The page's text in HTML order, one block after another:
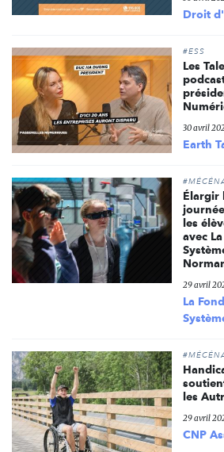
Droit
#ESS
Les
30 avril
Earth
Élargir
les
avec
29 avril
La
les
29 avril
CNP